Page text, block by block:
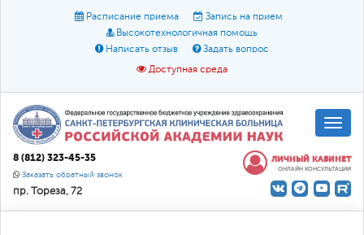
Расписание приема
Запись на прием
Высокотехнологичная помощь
Написать отзыв
Задать вопрос
Доступная среда
Размер шрифта: A A A
Цвет:
8 (812) 323-45-35
Заказать обратный звонок
пр. Тореза, 72
ЛИЧНЫЙ КАБИНЕТ
ОНЛАЙН КОНСУЛЬТАЦИИ